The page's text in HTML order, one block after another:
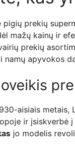
prekių
mažų kainų ir
prekių
namų apyvokos
aisiais metais,
ir įsiskverbė į
jo modelis